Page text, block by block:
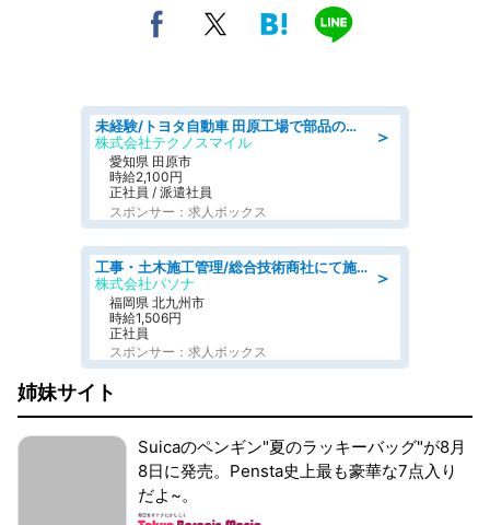
＞
未経験/トヨタ自動車 田原工場で部品の運搬作業/tutumi
株式会社テクノスマイル
愛知県 田原市
時給2,100円
正社員 / 派遣社員
スポンサー：求人ボックス
＞
工事・土木施工管理/総合技術商社にて施工管理のお仕事/即日勤務可/車通勤可/工事・土木施工管理/生産・品質管理
株式会社パソナ
福岡県 北九州市
時給1,506円
正社員
スポンサー：求人ボックス
姉妹サイト
Suicaのペンギン"夏のラッキーバッグ"が8月
8日に発売。Pensta史上最も豪華な7点入り
だよ~。